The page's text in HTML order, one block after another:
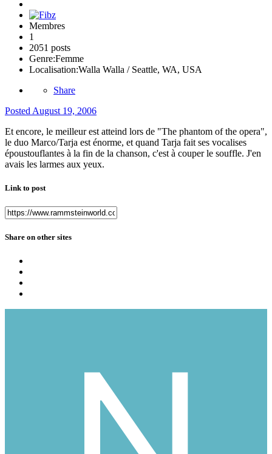
Membres
1
2051 posts
Genre:Femme
Localisation:Walla Walla / Seattle, WA, USA
Share
Posted August 19, 2006
Et encore, le meilleur est atteind lors de "The phantom of the opera",
le duo Marco/Tarja est énorme, et quand Tarja fait ses vocalises
époustouflantes à la fin de la chanson, c'est à couper le souffle. J'en
avais les larmes aux yeux.
Link to post
Share on other sites